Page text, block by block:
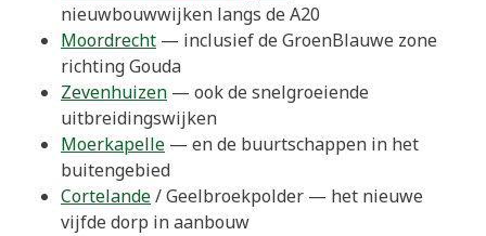
nieuwbouwwijken langs de A20
Moordrecht — inclusief de GroenBlauwe zone
richting Gouda
Zevenhuizen — ook de snelgroeiende
uitbreidingswijken
Moerkapelle — en de buurtschappen in het
buitengebied
Cortelande/ Geelbroekpolder — het nieuwe
vijfde dorp in aanbouw